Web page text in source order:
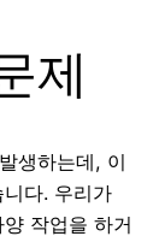
제
생하는데, 이
다. 우리가
작업을 하거